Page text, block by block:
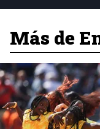
Más de